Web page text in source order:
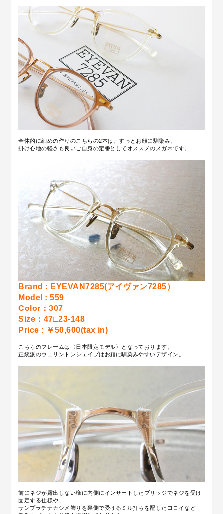
全体的に細めの作りのこちらの2本は、すっとお顔に馴染み、
掛け心地の軽さも良いご自身の定番としてオススメのメガネです。
Brand : EYEVAN7285(アイヴァン7285）
Model : 559
Color：307
Size：47□23-148
Price : ￥50,600(tax in)
こちらのフレームは〈日本限定モデル〉となっております。
正統派のウェリントンシェイプはお顔に馴染みやすいデザイン。
前にネジが露出しない様に内側にインサートしたブリッジでネジを受け
固定する仕様や、
サンプラチナカシメ飾りを裏側で受けるミル打ちを配したヨロイなど